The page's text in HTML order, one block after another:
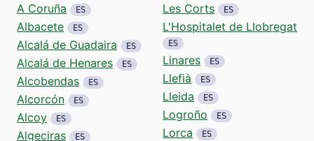
A Coruña ES
Albacete ES
Alcalá de Guadaira ES
Alcalá de Henares ES
Alcobendas ES
Alcorcón ES
Alcoy ES
Algeciras ES
Les Corts ES
L'Hospitalet de Llobregat
ES
Linares ES
Llefià ES
Lleida ES
Logroño ES
Lorca ES